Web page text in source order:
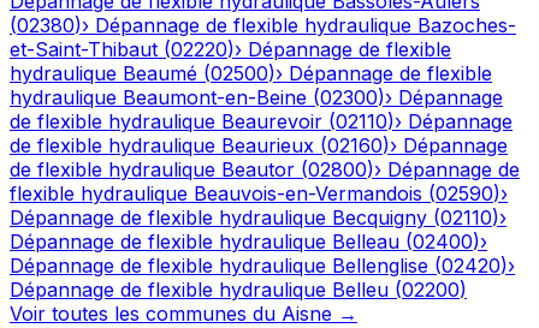
(02380)› Dépannage de flexible hydraulique Bazoches-
et-Saint-Thibaut (02220)› Dépannage de flexible
hydraulique Beaumé (02500)› Dépannage de flexible
hydraulique Beaumont-en-Beine (02300)› Dépannage
de flexible hydraulique Beaurevoir (02110)› Dépannage
de flexible hydraulique Beaurieux (02160)› Dépannage
de flexible hydraulique Beautor (02800)› Dépannage de
flexible hydraulique Beauvois-en-Vermandois (02590)›
Dépannage de flexible hydraulique Becquigny (02110)›
Dépannage de flexible hydraulique Belleau (02400)›
Dépannage de flexible hydraulique Bellenglise (02420)›
Dépannage de flexible hydraulique Belleu (02200)
Voir toutes les communes du Aisne →